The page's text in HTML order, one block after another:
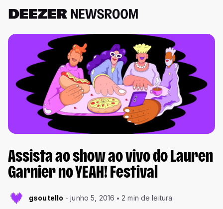
Assista ao show ao vivo do Lauren
Garnier no YEAH! Festival
gsoutello junho 5, 2016 2 min de leitura